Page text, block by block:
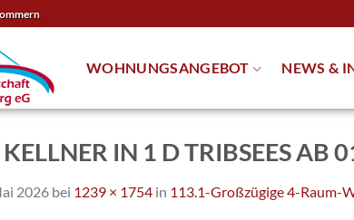
WOHNUNGSANGEBOT NEWS &
IN 1 D TRIBSEES AB
2026 bei 1239 × 1754 in 113.1-Großzügige 4-Raum-